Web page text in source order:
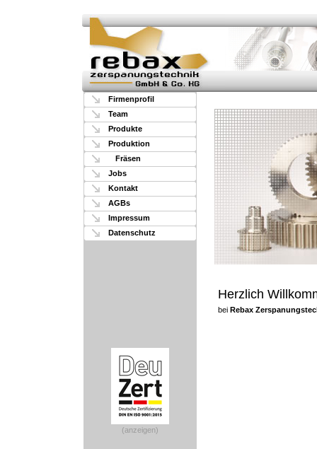
Firmenprofil
Team
Produkte
Produktion
Fräsen
Jobs
Kontakt
AGBs
Impressum
Datenschutz
Herzlich
bei Rebax
(anzeigen)